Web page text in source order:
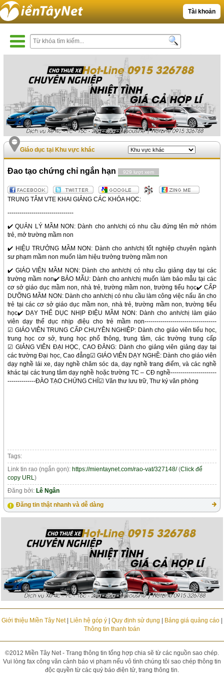
Tài khoản
Giáo dục tại Khu vực khác
Đao tạo chứng chỉ ngắn hạn 929 lượt xem
TRUNG TÂM VTE KHAI GIẢNG CÁC KHÓA HỌC:
---------------------------------
✔️ QUẢN LÝ MẦM NON: Dành cho anh/chị có nhu cầu đứng tên mở nhóm
trẻ, mở trường mầm non
✔️ HIỆU TRƯỞNG MẦM NON: Dành cho anh/chị tốt nghiệp chuyên ngành
sư phạm mầm non muốn làm hiệu trưởng trường mầm non
✔️ GIÁO VIÊN MẦM NON: Dành cho anh/chị có nhu cầu giảng dạy tại các
trường mầm non✔️ BẢO MẪU: Dành cho anh/chị muốn làm bảo mẫu tại các
cơ sở giáo dục mầm non, nhà trẻ, trường mầm non, trường tiểu học✔️ CẤP
DƯỠNG MẦM NON: Dành cho anh/chị có nhu cầu làm công việc nấu ăn cho
trẻ tại các cơ sở giáo dục mầm non, nhà trẻ, trường mầm non, trường tiểu
học✔️ DẠY THỂ DỤC NHỊP ĐIỆU MẦM NON: Dành cho anh/chị làm giáo
viên dạy thể dục nhịp điệu cho trẻ mầm non------------------------------------
☑ GIÁO VIÊN TRUNG CẤP CHUYÊN NGHIỆP: Dành cho giáo viên tiểu học,
trung học cơ sở, trung học phổ thông, trung tâm, các trường trung cấp
☑ GIẢNG VIÊN ĐẠI HỌC, CAO ĐẲNG: Dành cho giảng viên giảng dạy tại
các trường Đại học, Cao đẳng☑ GIÁO VIÊN DẠY NGHỀ: Dành cho giáo viên
dạy nghề lái xe, dạy nghề chăm sóc da, dạy nghề trang điểm, và các nghề
khác tại các trung tâm dạy nghề hoặc trường TC – CĐ nghề-----------------------
--------------ĐÀO TẠO CHỨNG CHỈ ☑ Văn thư lưu trữ, Thư ký văn phòng
Tags:
Link tin rao (ngắn gọn): https://mientaynet.com/rao-vat/327148/(Click để
copy URL)
Đăng bởi: Lê Ngân
Đăng tin thật nhanh và dễ dàng
Giới thiệu Miền Tây Net| Liên hệ góp ý| Quy định sử dụng Bảng giá quảng cáo|
Thông tin thanh toán
©2012 Miền Tây Net - Trang thông tin tổng hợp chia sẽ từ các nguồn sao chép.
Vui lòng fax công văn cảnh báo vi phạm nếu vô tình chúng tôi sao chép thông tin
độc quyền từ các quý báo điện tử, trang thông tin.